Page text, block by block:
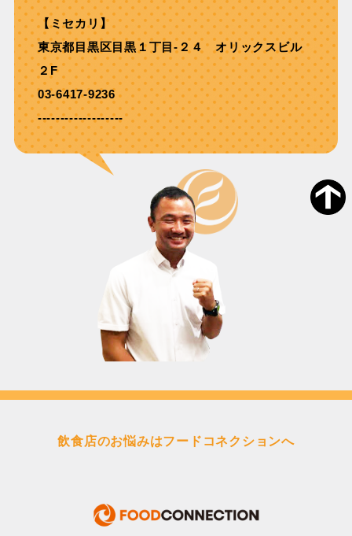
【ミセカリ】
東京都目黒区目黒１丁目-２４ オリックスビル
２F
03-6417-9236
-------------------
飲食店のお悩みはフードコネクションへ